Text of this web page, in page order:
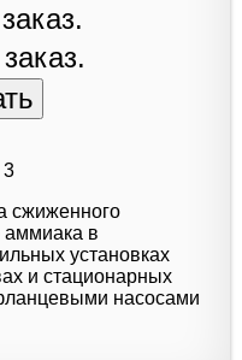
3
сжиженного
аммиака в
установках
и стационарных
насосами